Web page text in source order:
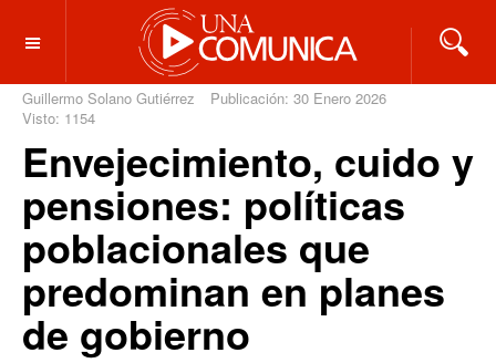
OFF CANVAS
Guillermo Solano Gutiérrez
Publicación: 30 Enero 2026
Visto: 1154
Envejecimiento, cuido y
pensiones: políticas
poblacionales que
predominan en planes
de gobierno